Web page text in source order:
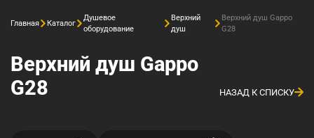
Главная Каталог
Душевое
оборудование
Верхний
душ
Верхний душ Gappo
G28
Верхний душ Gappo
G28
НАЗАД К СПИСКУ